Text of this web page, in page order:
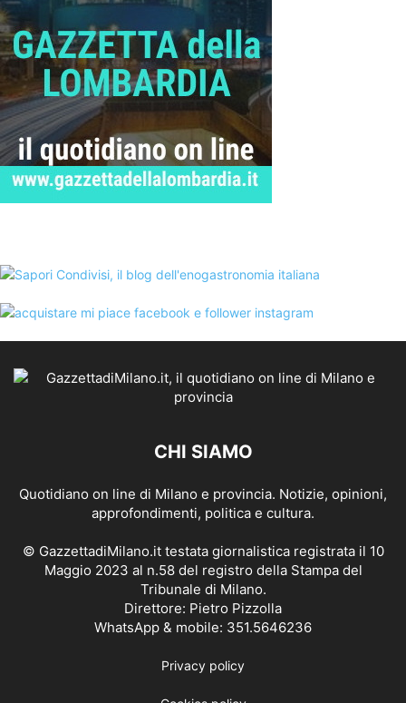
CHI SIAMO
Quotidiano on line di Milano e provincia. Notizie, opinioni,
approfondimenti, politica e cultura.
© GazzettadiMilano.it testata giornalistica registrata il 10
Maggio 2023 al n.58 del registro della Stampa del
Tribunale di Milano.
Direttore: Pietro Pizzolla
WhatsApp & mobile: 351.5646236
Privacy policy